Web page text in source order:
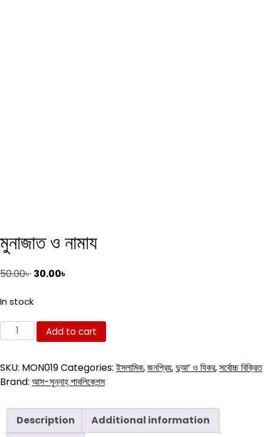
মুনাজাত ও নামায
50.00৳ Original
was:
30.00৳
In stock
মুনাজাত
ও
quantity
Add to cart
SKU: MON019Categories:ইসলামিক,জনপ্রিয়,দুআ’ ও যিকর,সর্বোচ্চ বিক্রিত
Brand: আস-সুন্নাহ্ পাবলিকেশন্স
Description
Additional information